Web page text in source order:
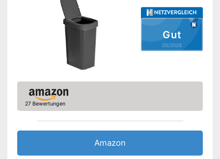
One-Touch-Öffnung
Rutschfest
Geruchsdicht
Gut
05/2026
27 Bewertungen
Amazon